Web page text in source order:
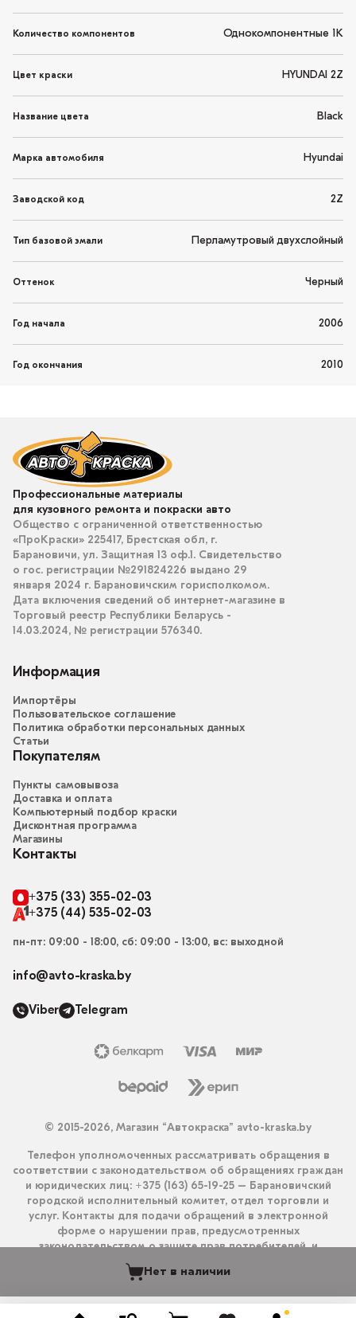
Нет в наличии
Количество компонентов Однокомпонентные 1K
Цвет краски HYUNDAI 2Z
Название цвета Black
Марка автомобиля Hyundai
Заводской код 2Z
Тип базовой эмали Перламутровый двухслойный
Оттенок Черный
Год начала 2006
Год окончания 2010
Профессиональные материалы
для кузовного ремонта и покраски авто
Общество с ограниченной ответственностью
«ПроКраски» 225417, Брестская обл, г.
Барановичи, ул. Защитная 13 оф.1. Свидетельство
о гос. регистрации №291824226 выдано 29
января 2024 г. Барановичским горисполкомом.
Дата включения сведений об интернет-магазине в
Торговый реестр Республики Беларусь -
14.03.2024, № регистрации 576340.
Информация
Импортёры
Пользовательское соглашение
Политика обработки персональных данных
Статьи
Покупателям
Пункты самовывоза
Доставка и оплата
Компьютерный подбор краски
Дисконтная программа
Магазины
Контакты
+375 (33) 355-02-03
+375 (44) 535-02-03
пн-пт: 09:00 - 18:00, сб: 09:00 - 13:00, вс: выходной
info@avto-kraska.by
Viber Telegram
© 2015-2026, Магазин “Автокраска” avto-kraska.by
Телефон уполномоченных рассматривать обращения в
соответствии с законодательством об обращениях граждан
и юридических лиц: +375 (163) 65-19-25 – Барановичский
городской исполнительный комитет, отдел торговли и
услуг. Контакты для подачи обращений в электронной
форме о нарушении прав, предусмотренных
законодательством о защите прав потребителей, и
получения ответа на них: info@avto-kraska.by и
+375333550203 (Viber, Telegram).